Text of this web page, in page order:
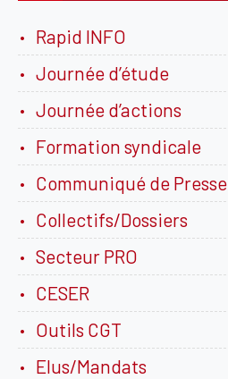
Rapid INFO
Journée d’étude
Journée d’actions
Formation syndicale
Communiqué de Presse
Collectifs/Dossiers
Secteur PRO
CESER
Outils CGT
Elus/Mandats